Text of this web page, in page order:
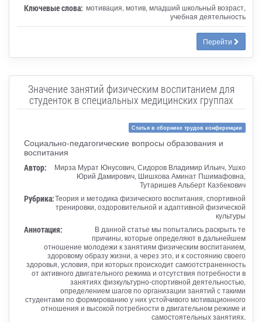
Ключевые слова: мотивация, мотив, младший школьный возраст,
учебная деятельность
Перейти
Значение занятий физическим воспитанием для
студенток в специальных медицинских группах
Статья в сборнике трудов конференции
Социально-педагогические вопросы образования и
воспитания
Автор:
Мирза Мурат Юнусович, Сидоров Владимир Ильич, Ушхо
Юрий Дамирович, Шишхова Аминат Пшимафовна,
Тутаришев Альберт Казбекович
Рубрика:Теория и методика физического воспитания, спортивной
тренировки, оздоровительной и адаптивной физической
культуры
Аннотация:
В данной статье мы попытались раскрыть те
причины, которые определяют в дальнейшем
отношение молодежи к занятиям физическим воспитанием,
здоровому образу жизни, а через это, и к состоянию своего
здоровья, условия, при которых происходит самоотстраненность
от активного двигательного режима и отсутствия потребности в
занятиях физкультурно-спортивной деятельностью,
определением шагов по организации занятий с такими
студентами по формированию у них устойчивого мотивационного
отношения и высокой потребности в двигательном режиме и
самостоятельных занятиях.